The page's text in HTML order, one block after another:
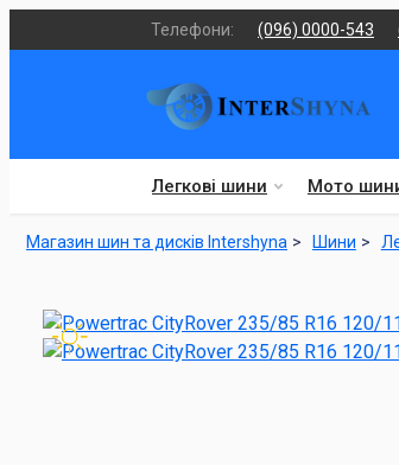
Телефони: (096) 0000-543
Легкові шини Мото
Магазин шин та дисків Intershyna Шини